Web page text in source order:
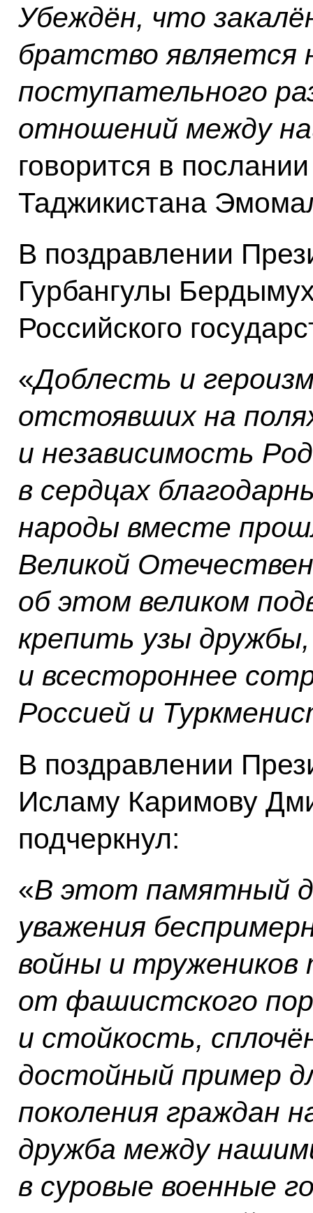
Убеждён, что
братство является
поступательного
отношений между
говорится в
Таджикистана
В поздравлении
Гурбангулы
Российского
«Доблесть и
отстоявших на
и независимость
в сердцах
народы вместе
Великой
об этом великом
крепить узы
и всестороннее
Россией и
В поздравлении
Исламу Каримову
подчеркнул:
«В этот памятный
уважения
войны и
от фашистского
и стойкость,
достойный пример
поколения граждан
дружба между
в суровые военные